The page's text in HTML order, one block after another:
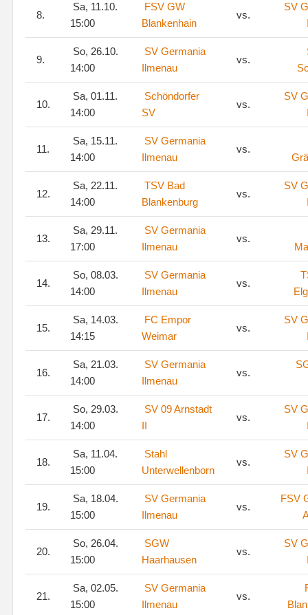
8.
Sa, 11.10.
15:00
FSV GW
Blankenhain
vs.
SV
9.
So, 26.10.
14:00
SV Germania
Ilmenau
vs.
10.
Sa, 01.11.
14:00
Schöndorfer
SV
vs.
SV
11.
Sa, 15.11.
14:00
SV Germania
Ilmenau
vs.
12.
Sa, 22.11.
14:00
TSV Bad
Blankenburg
vs.
SV
13.
Sa, 29.11.
17:00
SV Germania
Ilmenau
vs.
14.
So, 08.03.
14:00
SV Germania
Ilmenau
vs.
15.
Sa, 14.03.
14:15
FC Empor
Weimar
vs.
SV
16.
Sa, 21.03.
14:00
SV Germania
Ilmenau
vs.
17.
So, 29.03.
14:00
SV 09 Arnstadt
II
vs.
SV
18.
Sa, 11.04.
15:00
Stahl
Unterwellenborn
vs.
SV
19.
Sa, 18.04.
15:00
SV Germania
Ilmenau
vs.
FSV
20.
So, 26.04.
15:00
SGW
Haarhausen
vs.
SV
21.
Sa, 02.05.
15:00
SV Germania
Ilmenau
vs.